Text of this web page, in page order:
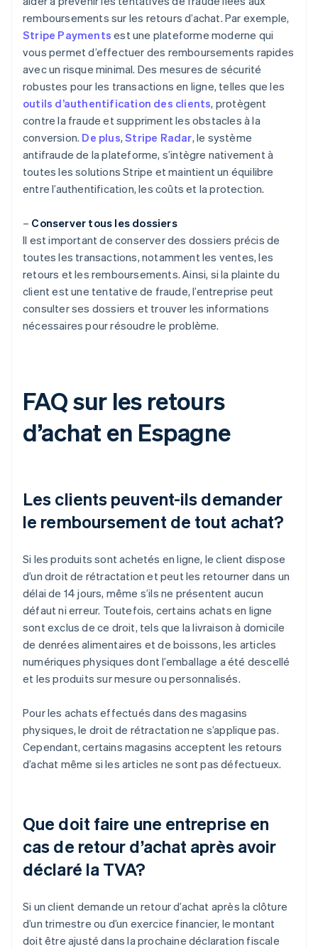
remboursements sur les retours d’achat. Par exemple,
Stripe Payments est une plateforme moderne qui
vous permet d’effectuer des remboursements rapides
avec un risque minimal. Des mesures de sécurité
robustes pour les transactions en ligne, telles que les
outils d’authentification des clients, protègent
contre la fraude et suppriment les obstacles à la
conversion. De plus,Stripe Radar, le système
antifraude de la plateforme, s’intègre nativement à
toutes les solutions Stripe et maintient un équilibre
entre l’authentification, les coûts et la protection.
– Conserver tous les dossiers
Il est important de conserver des dossiers précis de
toutes les transactions, notamment les ventes, les
retours et les remboursements. Ainsi, si la plainte du
client est une tentative de fraude, l’entreprise peut
consulter ses dossiers et trouver les informations
nécessaires pour résoudre le problème.
FAQ sur les retours
d’achat en Espagne
Les clients peuvent-ils demander
le remboursement de tout achat?
Si les produits sont achetés en ligne, le client dispose
d’un droit de rétractation et peut les retourner dans un
délai de 14 jours, même s’ils ne présentent aucun
défaut ni erreur. Toutefois, certains achats en ligne
sont exclus de ce droit, tels que la livraison à domicile
de denrées alimentaires et de boissons, les articles
numériques physiques dont l’emballage a été descellé
et les produits sur mesure ou personnalisés.
Pour les achats effectués dans des magasins
physiques, le droit de rétractation ne s’applique pas.
Cependant, certains magasins acceptent les retours
d’achat même si les articles ne sont pas défectueux.
Que doit faire une entreprise en
cas de retour d’achat après avoir
déclaré la TVA?
Si un client demande un retour d’achat après la clôture
d’un trimestre ou d’un exercice financier, le montant
doit être ajusté dans la prochaine déclaration fiscale